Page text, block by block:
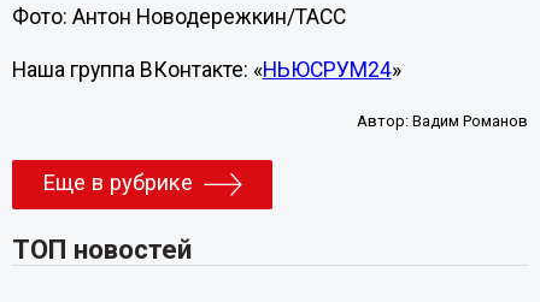
Фото: Антон Новодережкин/ТАСС
Наша группа ВКонтакте: «НЬЮСРУМ24»
Автор:Вадим Романов
Еще в рубрике
ТОП новостей